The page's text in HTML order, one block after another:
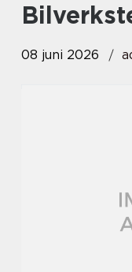
08 juni 2026